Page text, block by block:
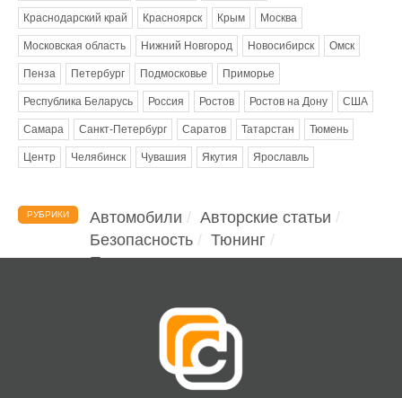
Краснодарский край Красноярск Крым Москва
Московская область Нижний Новгород Новосибирск Омск
Пенза Петербург Подмосковье Приморье
Республика Беларусь Россия Ростов Ростов на Дону США
Самара Санкт-Петербург Саратов Татарстан Тюмень
Центр Челябинск Чувашия Якутия Ярославль
РУБРИКИ Автомобили
Авторские статьи
Безопасность
Тюнинг
Помощь водителю